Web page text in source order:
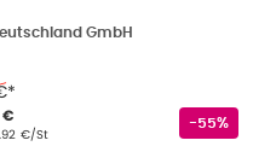
ml 30 St
GmbH
*
€
€/St
-55%